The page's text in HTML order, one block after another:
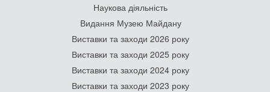
Наукова діяльність
Видання Музею Майдану
Виставки та заходи 2026 року
Виставки та заходи 2025 року
Виставки та заходи 2024 року
Виставки та заходи 2023 року